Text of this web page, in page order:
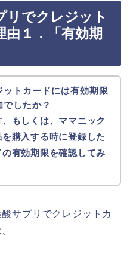
リでクレジット
１．「有効期
ットカードには有効期限
したか？
もしくは、ママニック
購入する時に登録した
有効期限を確認してみ
サプリでクレジットカ